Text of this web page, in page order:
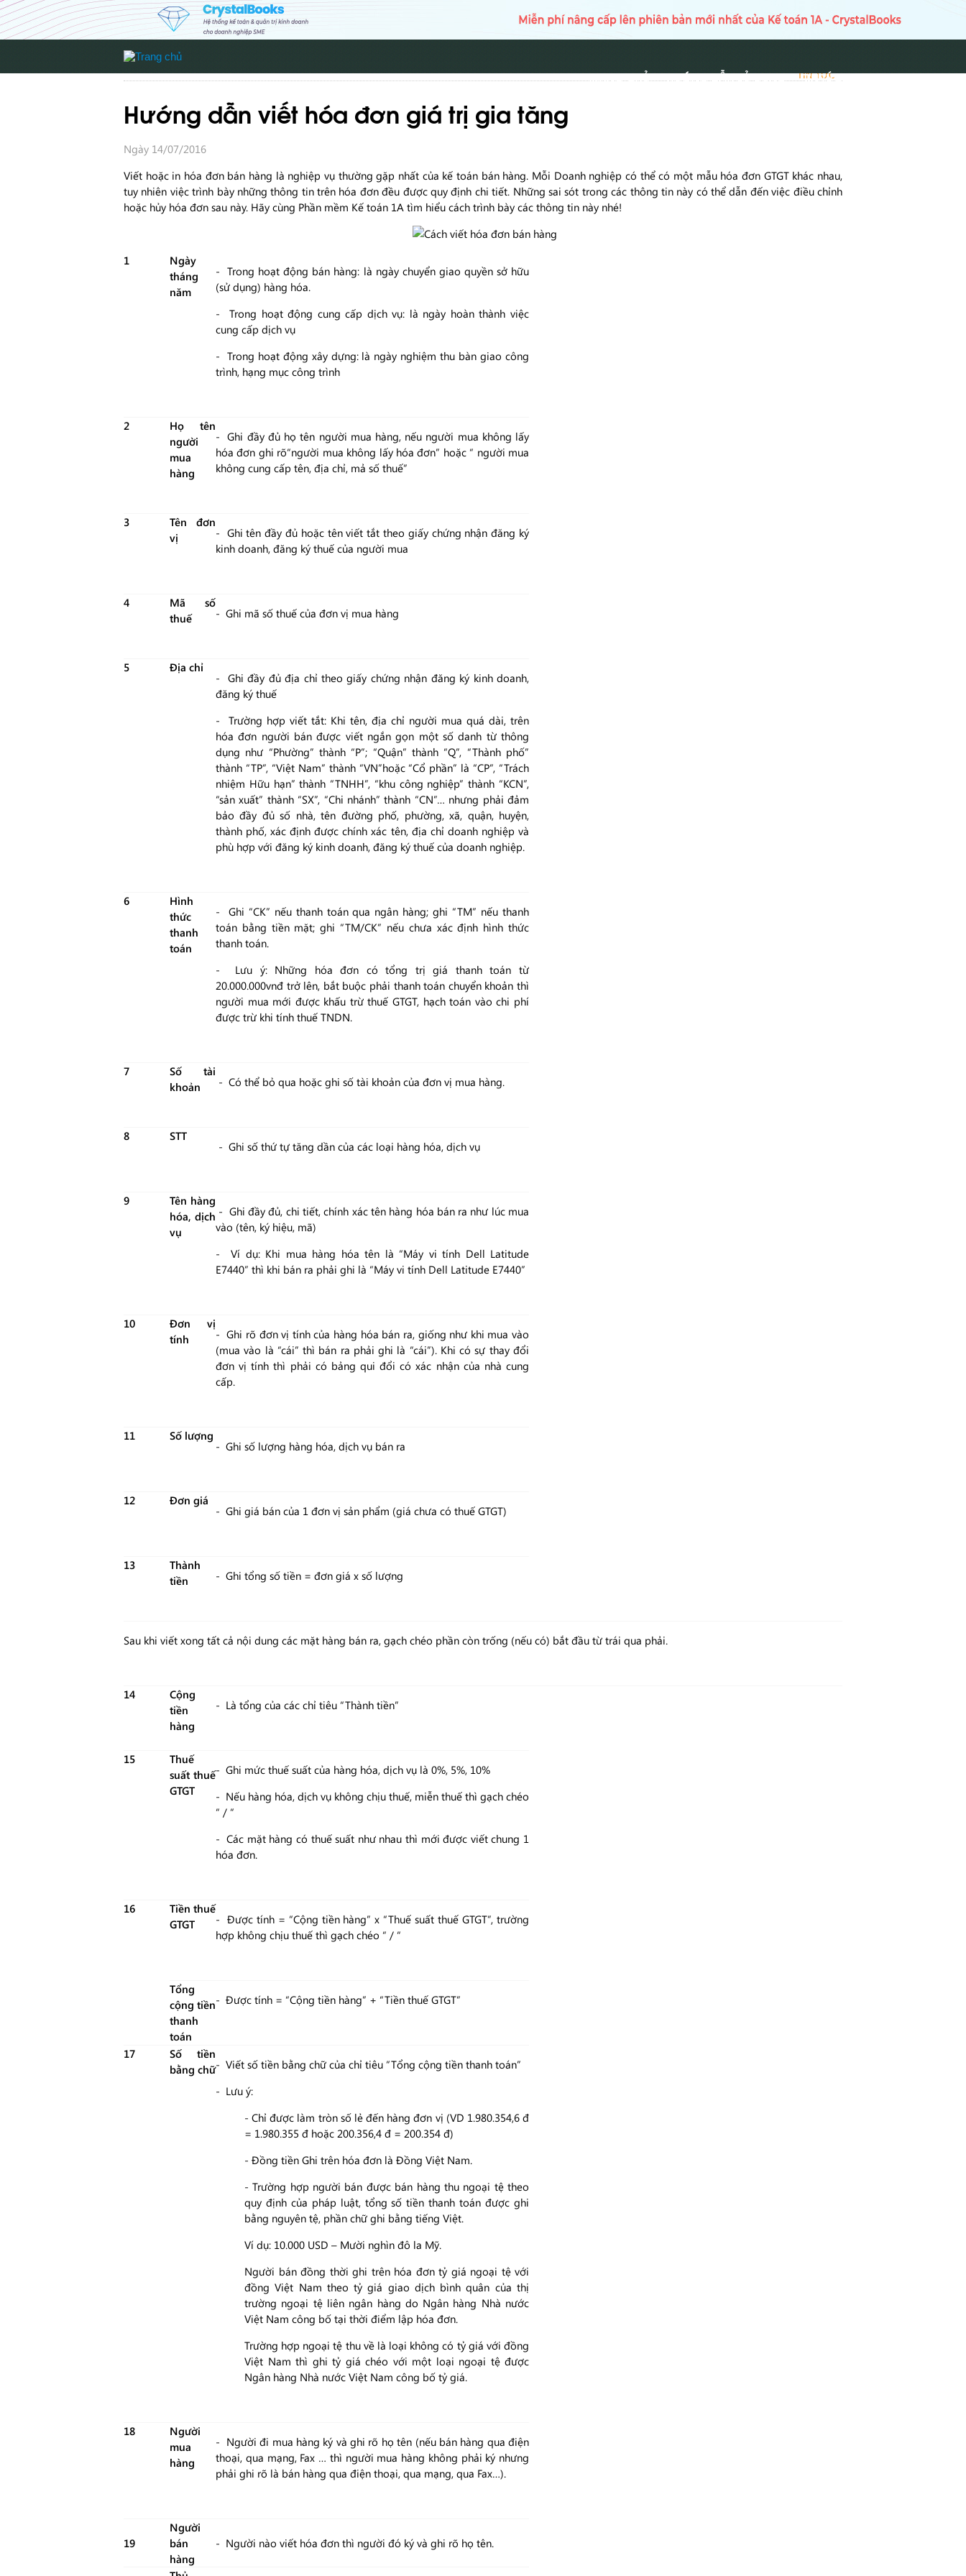
TRANG CHỦ HƯỚNG DẪN SỬ DỤNG TIN TỨC
TIN TỨC
Hướng dẫn viết hóa đơn giá trị gia tăng
Ngày 14/07/2016
Viết hoặc in hóa đơn bán hàng là nghiệp vụ thường gặp nhất của kế toán bán hàng. Mỗi Doanh nghiệp có thể có một mẫu hóa đơn GTGT khác nhau,
tuy nhiên việc trình bày những thông tin trên hóa đơn đều được quy định chi tiết. Những sai sót trong các thông tin này có thể dẫn đến việc điều chỉnh
hoặc hủy hóa đơn sau này. Hãy cùng Phần mềm Kế toán 1A tìm hiểu cách trình bày các thông tin này nhé!
1
Ngày
tháng
năm
- Trong hoạt động bán hàng: là ngày chuyển giao quyền sở hữu
(sử dụng) hàng hóa.
- Trong hoạt động cung cấp dịch vụ: là ngày hoàn thành việc
cung cấp dịch vụ
- Trong hoạt động xây dựng: là ngày nghiệm thu bàn giao công
trình, hạng mục công trình
2
Họ tên
người
mua
hàng
- Ghi đầy đủ họ tên người mua hàng, nếu người mua không lấy
hóa đơn ghi rõ“người mua không lấy hóa đơn” hoặc “ người mua
không cung cấp tên, địa chỉ, mả số thuế”
3
Tên đơn
vị
- Ghi tên đầy đủ hoặc tên viết tắt theo giấy chứng nhận đăng ký
kinh doanh, đăng ký thuế của người mua
4
Mã số
thuế
- Ghi mã số thuế của đơn vị mua hàng
5 Địa chỉ
- Ghi đầy đủ địa chỉ theo giấy chứng nhận đăng ký kinh doanh,
đăng ký thuế
- Trường hợp viết tắt: Khi tên, địa chỉ người mua quá dài, trên
hóa đơn người bán được viết ngắn gọn một số danh từ thông
dụng như “Phường” thành “P”; “Quận” thành “Q”, “Thành phố”
thành “TP”, “Việt Nam” thành “VN”hoặc “Cổ phần” là “CP”, “Trách
nhiệm Hữu hạn” thành “TNHH”, “khu công nghiệp” thành “KCN”,
“sản xuất” thành “SX”, “Chi nhánh” thành “CN”… nhưng phải đảm
bảo đầy đủ số nhà, tên đường phố, phường, xã, quận, huyện,
thành phố, xác định được chính xác tên, địa chỉ doanh nghiệp và
phù hợp với đăng ký kinh doanh, đăng ký thuế của doanh nghiệp.
6
Hình
thức
thanh
toán
- Ghi “CK” nếu thanh toán qua ngân hàng; ghi “TM” nếu thanh
toán bằng tiền mặt; ghi “TM/CK” nếu chưa xác định hình thức
thanh toán.
- Lưu ý: Những hóa đơn có tổng trị giá thanh toán từ
20.000.000vnđ trở lên, bắt buộc phải thanh toán chuyển khoản thì
người mua mới được khấu trừ thuế GTGT, hạch toán vào chi phí
được trừ khi tính thuế TNDN.
7
Số tài
khoản
- Có thể bỏ qua hoặc ghi số tài khoản của đơn vị mua hàng.
8 STT
- Ghi số thứ tự tăng dần của các loại hàng hóa, dịch vụ
9
Tên hàng
hóa, dịch
vụ
- Ghi đầy đủ, chi tiết, chính xác tên hàng hóa bán ra như lúc mua
vào (tên, ký hiệu, mã)
- Ví dụ: Khi mua hàng hóa tên là “Máy vi tính Dell Latitude
E7440” thì khi bán ra phải ghi là “Máy vi tính Dell Latitude E7440”
10
Đơn vị
tính
- Ghi rõ đơn vị tính của hàng hóa bán ra, giống như khi mua vào
(mua vào là “cái” thì bán ra phải ghi là “cái”). Khi có sự thay đổi
đơn vị tính thì phải có bảng qui đổi có xác nhận của nhà cung
cấp.
11 Số lượng
- Ghi số lượng hàng hóa, dịch vụ bán ra
12 Đơn giá
- Ghi giá bán của 1 đơn vị sản phẩm (giá chưa có thuế GTGT)
13
Thành
tiền
- Ghi tổng số tiền = đơn giá x số lượng
Sau khi viết xong tất cả nội dung các mặt hàng bán ra, gạch chéo phần còn trống (nếu có) bắt đầu từ trái qua phải.
14
Cộng
tiền
hàng
- Là tổng của các chỉ tiêu “Thành tiền”
15
Thuế
suất thuế
GTGT
- Ghi mức thuế suất của hàng hóa, dịch vụ là 0%, 5%, 10%
- Nếu hàng hóa, dịch vụ không chịu thuế, miễn thuế thì gạch chéo
“ / “
- Các mặt hàng có thuế suất như nhau thì mới được viết chung 1
hóa đơn.
16
Tiền thuế
GTGT
- Được tính = “Cộng tiền hàng” x “Thuế suất thuế GTGT”, trường
hợp không chịu thuế thì gạch chéo “ / “
Tổng
cộng tiền
thanh
toán
- Được tính = “Cộng tiền hàng” + “Tiền thuế GTGT”
17
Số tiền
bằng chữ- Viết số tiền bằng chữ của chỉ tiêu “Tổng cộng tiền thanh toán”
- Lưu ý:
- Chỉ được làm tròn số lẻ đến hàng đơn vị (VD 1.980.354,6 đ
= 1.980.355 đ hoặc 200.356,4 đ = 200.354 đ)
- Đồng tiền Ghi trên hóa đơn là Đồng Việt Nam.
- Trường hợp người bán được bán hàng thu ngoại tệ theo
quy định của pháp luật, tổng số tiền thanh toán được ghi
bằng nguyên tệ, phần chữ ghi bằng tiếng Việt.
Ví dụ: 10.000 USD – Mười nghìn đô la Mỹ.
Người bán đồng thời ghi trên hóa đơn tỷ giá ngoại tệ với
đồng Việt Nam theo tỷ giá giao dịch bình quân của thị
trường ngoại tệ liên ngân hàng do Ngân hàng Nhà nước
Việt Nam công bố tại thời điểm lập hóa đơn.
Trường hợp ngoại tệ thu về là loại không có tỷ giá với đồng
Việt Nam thì ghi tỷ giá chéo với một loại ngoại tệ được
Ngân hàng Nhà nước Việt Nam công bố tỷ giá.
18
Người
mua
hàng
- Người đi mua hàng ký và ghi rõ họ tên (nếu bán hàng qua điện
thoại, qua mạng, Fax … thì người mua hàng không phải ký nhưng
phải ghi rõ là bán hàng qua điện thoại, qua mạng, qua Fax…).
19
Người
bán
hàng
- Người nào viết hóa đơn thì người đó ký và ghi rõ họ tên.